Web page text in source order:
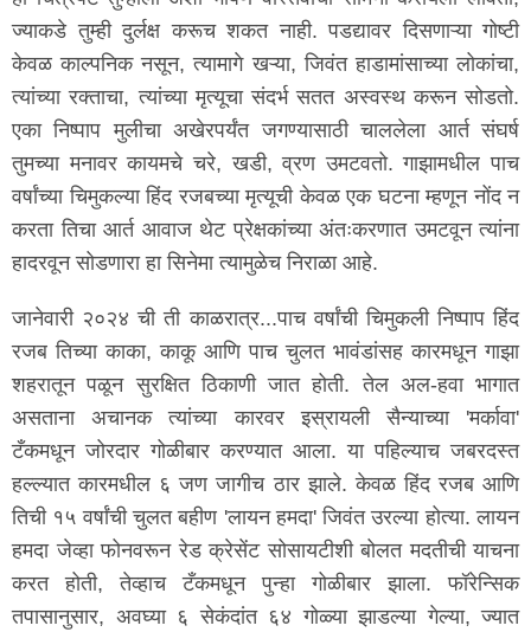
ज्याकडे तुम्ही दुर्लक्ष करूच शकत नाही. पडद्यावर दिसणाऱ्या गोष्टी
केवळ काल्पनिक नसून, त्यामागे खऱ्या, जिवंत हाडामांसाच्या लोकांचा,
त्यांच्या रक्ताचा, त्यांच्या मृत्यूचा संदर्भ सतत अस्वस्थ करून सोडतो.
एका निष्पाप मुलीचा अखेरपर्यंत जगण्यासाठी चाललेला आर्त संघर्ष
तुमच्या मनावर कायमचे चरे, खडी, व्रण उमटवतो. गाझामधील पाच
वर्षांच्या चिमुकल्या हिंद रजबच्या मृत्यूची केवळ एक घटना म्हणून नोंद न
करता तिचा आर्त आवाज थेट प्रेक्षकांच्या अंतःकरणात उमटवून त्यांना
हादरवून सोडणारा हा सिनेमा त्यामुळेच निराळा आहे.
जानेवारी २०२४ ची ती काळरात्र...पाच वर्षांची चिमुकली निष्पाप हिंद
रजब तिच्या काका, काकू आणि पाच चुलत भावंडांसह कारमधून गाझा
शहरातून पळून सुरक्षित ठिकाणी जात होती. तेल अल-हवा भागात
असताना अचानक त्यांच्या कारवर इस्रायली सैन्याच्या 'मर्कावा'
टँकमधून जोरदार गोळीबार करण्यात आला. या पहिल्याच जबरदस्त
हल्ल्यात कारमधील ६ जण जागीच ठार झाले. केवळ हिंद रजब आणि
तिची १५ वर्षांची चुलत बहीण 'लायन हमदा' जिवंत उरल्या होत्या. लायन
हमदा जेव्हा फोनवरून रेड क्रेसेंट सोसायटीशी बोलत मदतीची याचना
करत होती, तेव्हाच टँकमधून पुन्हा गोळीबार झाला. फॉरेन्सिक
तपासानुसार, अवघ्या ६ सेकंदांत ६४ गोळ्या झाडल्या गेल्या, ज्यात